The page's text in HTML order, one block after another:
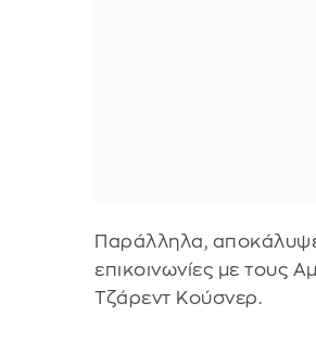
Παράλληλα, αποκάλυψε
επικοινωνίες με τους
Τζάρεντ Κούσνερ.